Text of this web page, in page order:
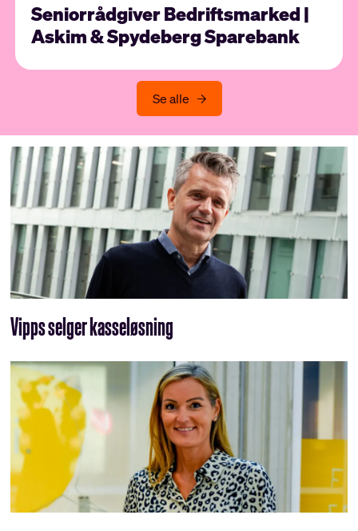
Seniorrådgiver Bedriftsmarked |
Askim & Spydeberg Sparebank
Se alle
Vipps selger kasseløsning